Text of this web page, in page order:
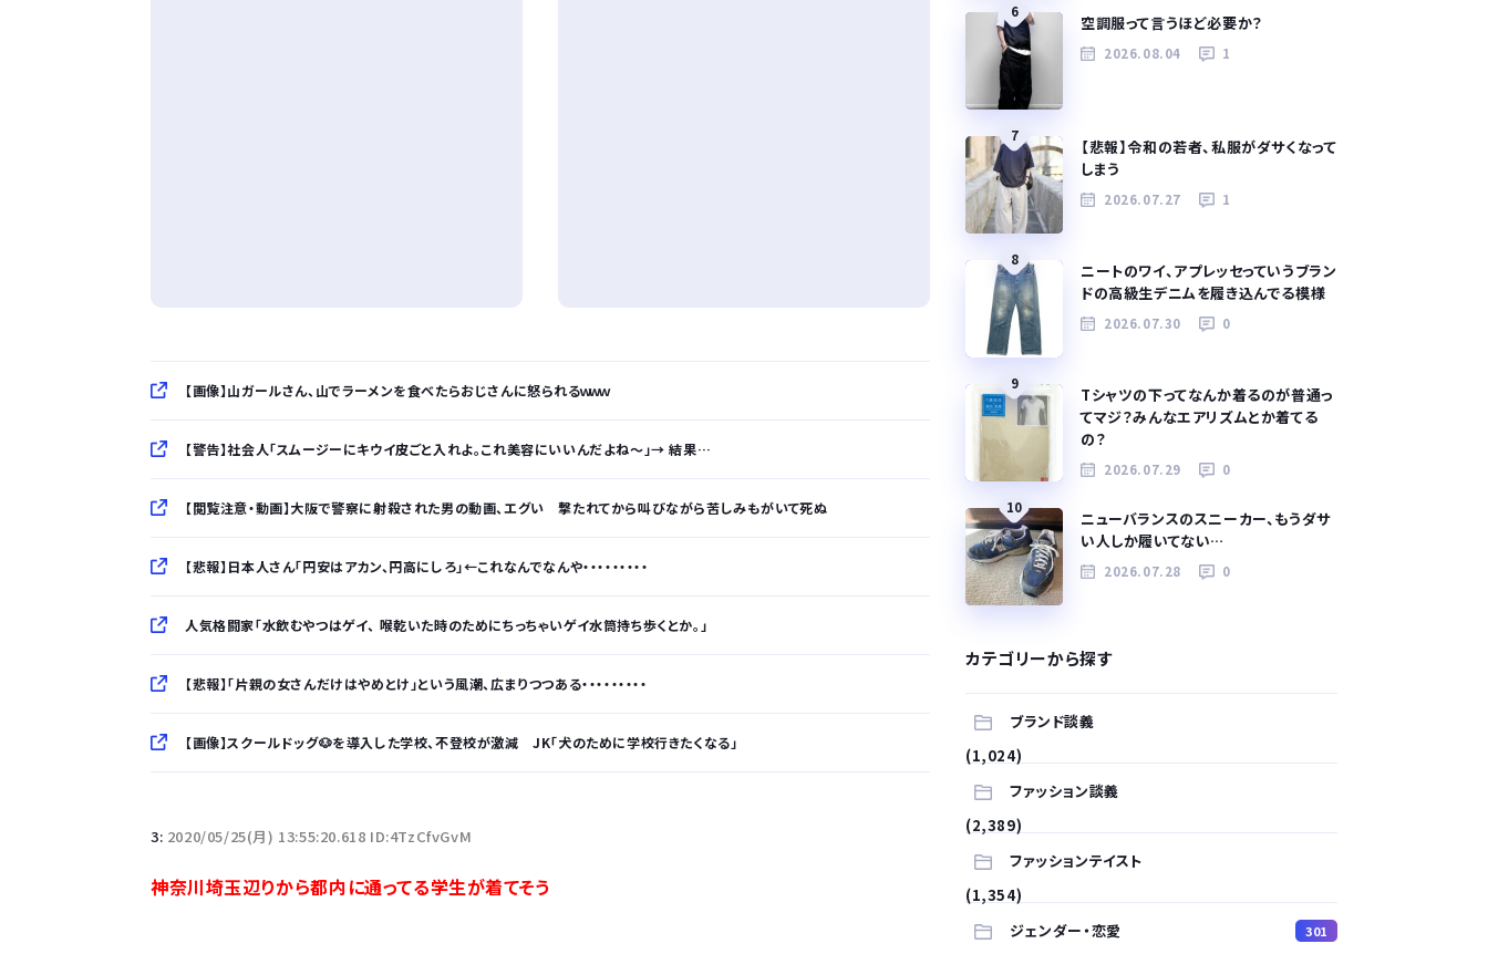
【画像】山ガールさん、山でラーメンを食べたらおじさんに怒られるｗｗｗ
【警告】社会人「スムージーにキウイ皮ごと入れよ。これ美容にいいんだよね〜」→ 結果…
【閲覧注意・動画】大阪で警察に射殺された男の動画、エグい 撃たれてから叫びながら苦しみもがいて死ぬ
【悲報】日本人さん「円安はアカン、円高にしろ」←これなんでなんや・・・・・・・・・
人気格闘家「水飲むやつはゲイ、 喉乾いた時のためにちっちゃいゲイ水筒持ち歩くとか。」
【悲報】「片親の女さんだけはやめとけ」という風潮、広まりつつある・・・・・・・・・
【画像】スクールドッグ🐶を導入した学校、不登校が激減 JK「犬のために学校行きたくなる」
3: 2020/05/25(月) 13:55:20.618 ID:4TzCfvGvM
神奈川埼玉辺りから都内に通ってる学生が着てそう
6
空調服って言うほど必要か？
2026.08.04 1
7
【悲報】令和の若者、私服がダサくなって
しまう
2026.07.27 1
8
ニートのワイ、アプレッセっていうブラン
ドの高級生デニムを履き込んでる模様
2026.07.30 0
9
Tシャツの下ってなんか着るのが普通っ
てマジ？みんなエアリズムとか着てる
の？
2026.07.29 0
10
ニューバランスのスニーカー、もうダサ
い人しか履いてない…
2026.07.28 0
カテゴリーから探す
ブランド談義
(1,024)
ファッション談義
(2,389)
ファッションテイスト
(1,354)
ジェンダー・恋愛
301